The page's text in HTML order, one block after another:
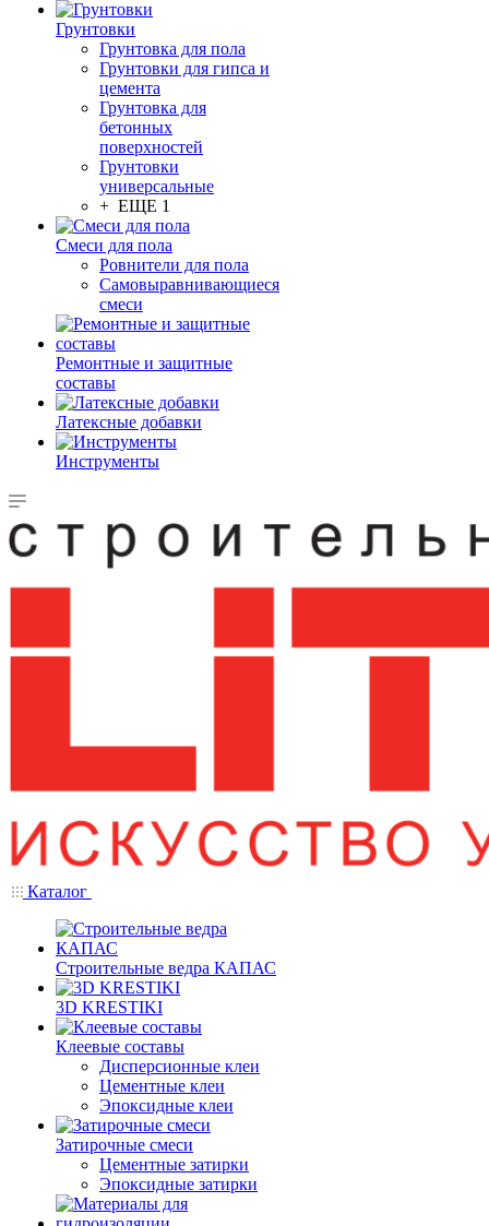
Грунтовки
Грунтовка для пола
Грунтовки для гипса и
цемента
Грунтовка для
бетонных
поверхностей
Грунтовки
универсальные
+ ЕЩЕ 1
Смеси для пола
Ровнители для пола
Самовыравнивающиеся
смеси
Ремонтные и защитные
составы
Латексные добавки
Инструменты
Каталог
Строительные ведра КАПАС
3D KRESTIKI
Клеевые составы
Дисперсионные клеи
Цементные клеи
Эпоксидные клеи
Затирочные смеси
Цементные затирки
Эпоксидные затирки